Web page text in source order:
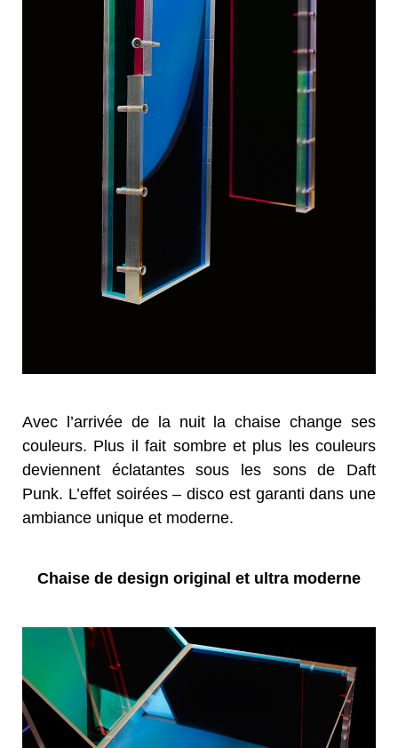
Avec l’arrivée de la nuit la chaise change ses
couleurs. Plus il fait sombre et plus les couleurs
deviennent éclatantes sous les sons de Daft
Punk. L’effet soirées – disco est garanti dans une
ambiance unique et moderne.
Chaise de design original et ultra moderne